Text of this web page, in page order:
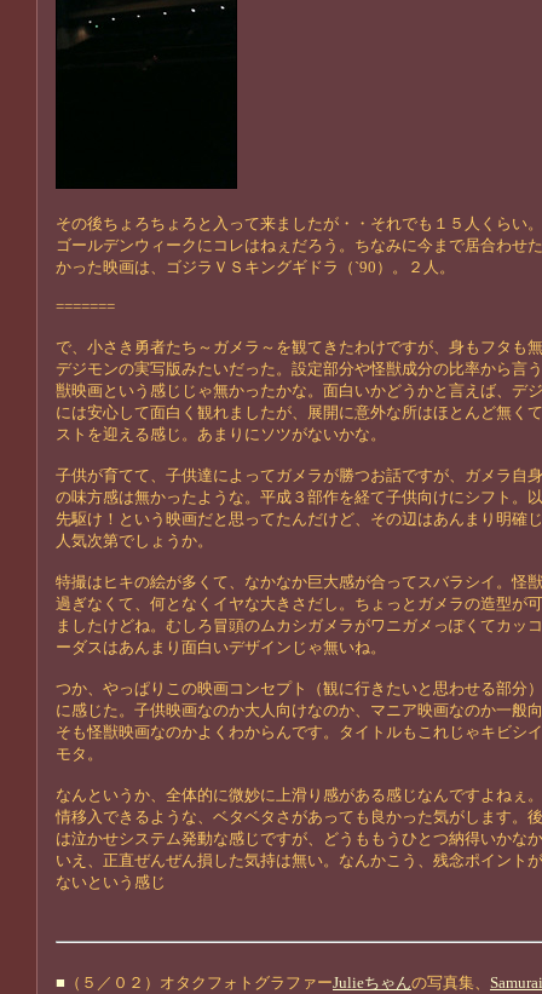
その後ちょろちょろと入って来ましたが・・それでも１５人くらい
ゴールデンウィークにコレはねぇだろう。ちなみに今まで居合わせ
かった映画は、ゴジラＶＳキングギドラ（`90）。２人。
=======
で、小さき勇者たち～ガメラ～を観てきたわけですが、身もフタも
デジモンの実写版みたいだった。設定部分や怪獣成分の比率から言
獣映画という感じじゃ無かったかな。面白いかどうかと言えば、デ
には安心して面白く観れましたが、展開に意外な所はほとんど無く
ストを迎える感じ。あまりにソツがないかな。
子供が育てて、子供達によってガメラが勝つお話ですが、ガメラ自
の味方感は無かったような。平成３部作を経て子供向けにシフト。
先駆け！という映画だと思ってたんだけど、その辺はあんまり明確
人気次第でしょうか。
特撮はヒキの絵が多くて、なかなか巨大感が合ってスバラシイ。怪
過ぎなくて、何となくイヤな大きさだし。ちょっとガメラの造型が
ましたけどね。むしろ冒頭のムカシガメラがワニガメっぽくてカッ
ーダスはあんまり面白いデザインじゃ無いね。
つか、やっぱりこの映画コンセプト（観に行きたいと思わせる部分
に感じた。子供映画なのか大人向けなのか、マニア映画なのか一般
そも怪獣映画なのかよくわからんです。タイトルもこれじゃキビシ
モタ。
なんというか、全体的に微妙に上滑り感がある感じなんですよねぇ
情移入できるような、ベタベタさがあっても良かった気がします。
は泣かせシステム発動な感じですが、どうももうひとつ納得いかな
いえ、正直ぜんぜん損した気持は無い。なんかこう、残念ポイント
ないという感じ
■ （５／０２）オタクフォトグラファーJulieちゃんの写真集、